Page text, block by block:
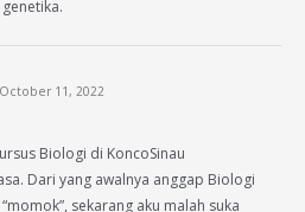
October 11, 2022
Biologi di KoncoSinau
Dari yang awalnya anggap Biologi
sekarang aku malah suka